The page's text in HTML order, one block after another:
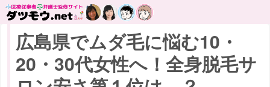
広島県でムダ毛に悩む10・
20・30代女性へ！全身脱毛サ